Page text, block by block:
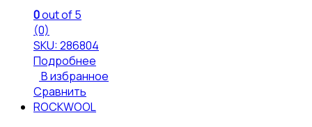
0out of 5
(0)
SKU: 286804
Подробнее
В избранное
Сравнить
ROCKWOOL